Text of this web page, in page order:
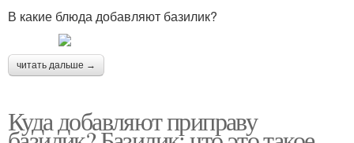
В какие блюда добавляют базилик?
читать дальше →
Куда добавляют приправу